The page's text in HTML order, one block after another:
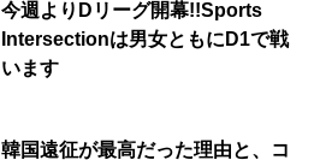
今週よりDリーグ開幕!!Sports
Intersectionは男女ともにD1で戦
います
韓国遠征が最高だった理由と、コ